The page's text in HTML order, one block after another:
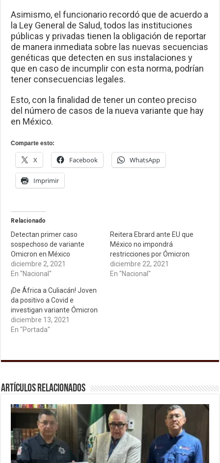
Asimismo, el funcionario recordó que de acuerdo a
la Ley General de Salud, todos las instituciones
públicas y privadas tienen la obligación de reportar
de manera inmediata sobre las nuevas secuencias
genéticas que detecten en sus instalaciones y
que en caso de incumplir con esta norma, podrían
tener consecuencias legales.
Esto, con la finalidad de tener un conteo preciso
del número de casos de la nueva variante que hay
en México.
Comparte esto:
X Facebook WhatsApp
Imprimir
Relacionado
Detectan primer caso
sospechoso de variante
Omicron en México
diciembre 2, 2021
En "Nacional"
Reitera Ebrard ante EU que
México no impondrá
restricciones por Ómicron
diciembre 22, 2021
En "Nacional"
¡De África a Culiacán! Joven
da positivo a Covid e
investigan variante Ómicron
diciembre 13, 2021
En "Portada"
Artículos relacionados